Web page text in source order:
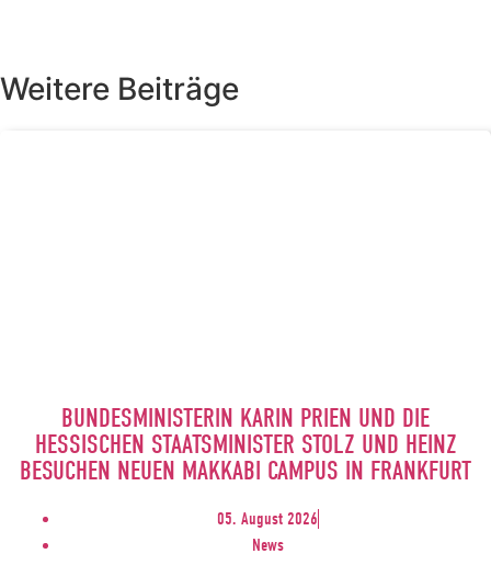
Weitere Beiträge
BUNDESMINISTERIN KARIN PRIEN UND DIE
HESSISCHEN STAATSMINISTER STOLZ UND HEINZ
BESUCHEN NEUEN MAKKABI CAMPUS IN FRANKFURT
05. August 2026
News